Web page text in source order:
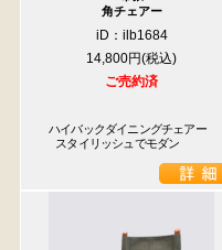
角チェアー
iD：ilb1684
14,800円
ご売約済
ハイバックダイニングチェアー
スタイリッシュでモダン